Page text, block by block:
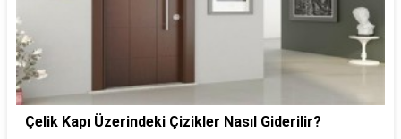
Çelik Kapı Üzerindeki Çizikler Nasıl Giderilir?